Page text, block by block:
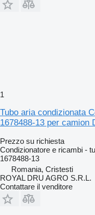
1
Tubo aria condizionata
1678488-13 per camion
Prezzo su richiesta
Condizionatore e ricambi -
1678488-13
Romania, Cristesti
ROYAL DRU AGRO S.R.L.
Contattare il venditore